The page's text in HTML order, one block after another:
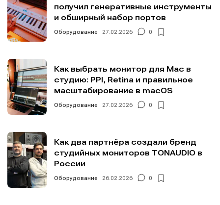
получил генеративные инструменты
и обширный набор портов
Оборудование 27.02.2026 0
Как выбрать монитор для Mac в
студию: PPI, Retina и правильное
масштабирование в macOS
Оборудование 27.02.2026 0
Как два партнёра создали бренд
студийных мониторов TONAUDIO в
России
Оборудование 26.02.2026 0